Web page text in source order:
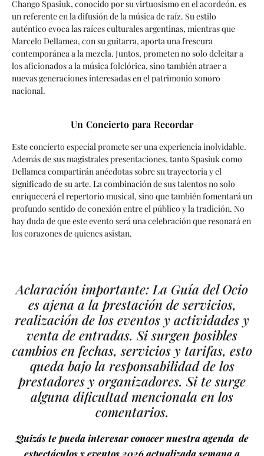
Chango Spasiuk, conocido por su virtuosismo en el acordeón, es
un referente en la difusión de la música de raíz. Su estilo
auténtico evoca las raíces culturales argentinas, mientras que
Marcelo Dellamea, con su guitarra, aporta una frescura
contemporánea a la mezcla. Juntos, prometen no solo deleitar a
los aficionados a la música folclórica, sino también atraer a
nuevas generaciones interesadas en el patrimonio sonoro
nacional.
Un Concierto para Recordar
Este concierto especial promete ser una experiencia inolvidable.
Además de sus magistrales presentaciones, tanto Spasiuk como
Dellamea compartirán anécdotas sobre su trayectoria y el
significado de su arte. La combinación de sus talentos no solo
enriquecerá el repertorio musical, sino que también fomentará un
profundo sentido de conexión entre el público y la tradición. No
hay duda de que este evento será una celebración que resonará en
los corazones de quienes asistan.
Aclaración importante: La Guía del Ocio
es ajena a la prestación de servicios,
realización de los eventos y actividades y
venta de entradas. Si surgen posibles
cambios en fechas, servicios y tarifas, esto
queda bajo la responsabilidad de los
prestadores y organizadores. Si te surge
alguna dificultad mencionala en los
comentarios.
Quizás te pueda interesar conocer nuestra agenda de
espectáculos y eventos 2026 actualizada semana a